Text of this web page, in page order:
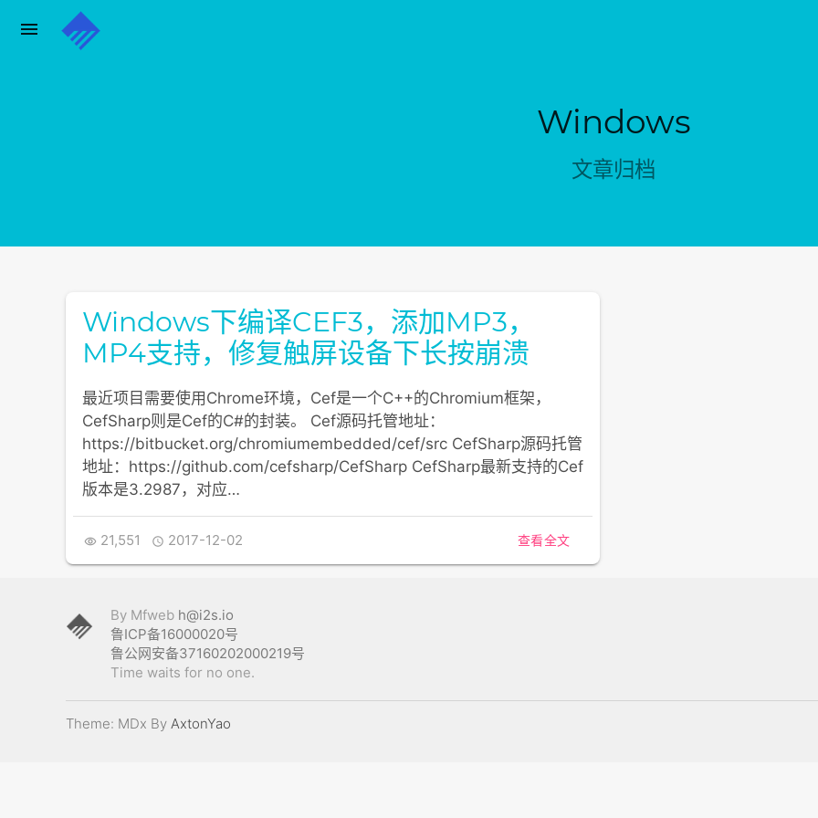
menu
Windows
文章归档
Windows下编译CEF3，添加MP3，
MP4支持，修复触屏设备下长按崩溃
最近项目需要使用Chrome环境，Cef是一个C++的Chromium框架，
CefSharp则是Cef的C#的封装。 Cef源码托管地址：
https://bitbucket.org/chromiumembedded/cef/src CefSharp源码托管
地址：https://github.com/cefsharp/CefSharp CefSharp最新支持的Cef
版本是3.2987，对应…
 21,551  2017-12-02 查看全文
By Mfweb h@i2s.io
鲁ICP备16000020号
鲁公网安备37160202000219号
Time waits for no one.
Theme: MDx By AxtonYao
通过电子邮件订阅博客